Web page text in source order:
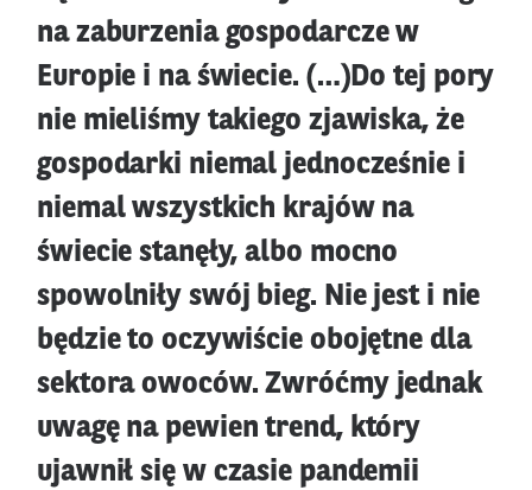
na zaburzenia gospodarcze w
Europie i na świecie. (…)Do tej pory
nie mieliśmy takiego zjawiska, że
gospodarki niemal jednocześnie i
niemal wszystkich krajów na
świecie stanęły, albo mocno
spowolniły swój bieg. Nie jest i nie
będzie to oczywiście obojętne dla
sektora owoców. Zwróćmy jednak
uwagę na pewien trend, który
ujawnił się w czasie pandemii